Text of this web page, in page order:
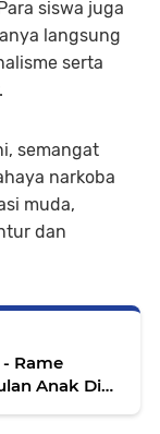
siswa juga
langsung
serta
semangat
narkoba
muda,
dan
Rame
Anak Di